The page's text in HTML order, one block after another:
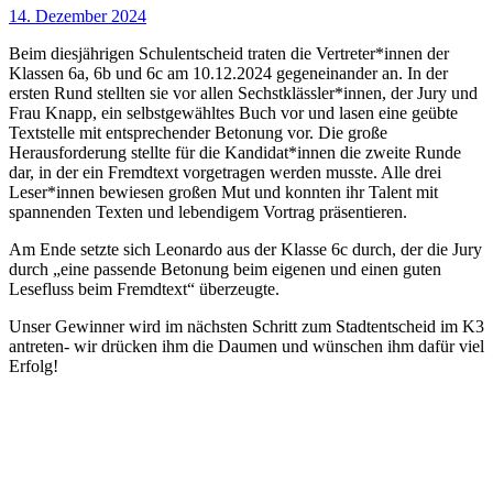
14. Dezember 2024
Beim diesjährigen Schulentscheid traten die Vertreter*innen der
Klassen 6a, 6b und 6c am 10.12.2024 gegeneinander an. In der
ersten Rund stellten sie vor allen Sechstklässler*innen, der Jury und
Frau Knapp, ein selbstgewähltes Buch vor und lasen eine geübte
Textstelle mit entsprechender Betonung vor. Die große
Herausforderung stellte für die Kandidat*innen die zweite Runde
dar, in der ein Fremdtext vorgetragen werden musste. Alle drei
Leser*innen bewiesen großen Mut und konnten ihr Talent mit
spannenden Texten und lebendigem Vortrag präsentieren.
Am Ende setzte sich Leonardo aus der Klasse 6c durch, der die Jury
durch „eine passende Betonung beim eigenen und einen guten
Lesefluss beim Fremdtext“ überzeugte.
Unser Gewinner wird im nächsten Schritt zum Stadtentscheid im K3
antreten- wir drücken ihm die Daumen und wünschen ihm dafür viel
Erfolg!